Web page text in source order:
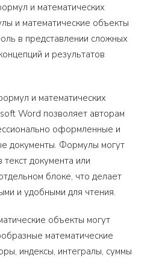
и математических
и математические объекты
в представлении сложных
и результатов
и математических
Word позволяет авторам
оформленные и
документы. Формулы могут
документа или
блоке, что делает
и удобными для чтения.
объекты могут
математические
индексы, интегралы, суммы